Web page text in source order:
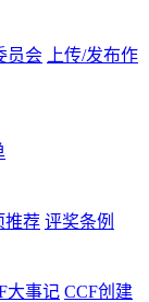
员会
上传/发布作
推荐 评奖条例
大事记 CCF创建